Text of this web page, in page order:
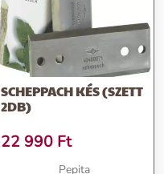
SCHEPPACH KÉS (SZETT
2DB)
22 990 Ft
Pepita